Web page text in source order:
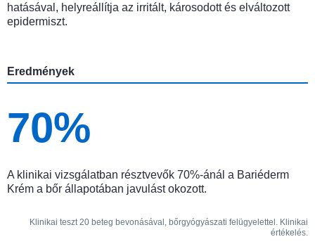
hatásával, helyreállítja az irritált, károsodott és elváltozott
epidermiszt.
Eredmények
70%
A klinikai vizsgálatban résztvevők 70%-ánál a Bariéderm
Krém a bőr állapotában javulást okozott.
Klinikai teszt 20 beteg bevonásával, bőrgyógyászati felügyelettel. Klinikai
értékelés.